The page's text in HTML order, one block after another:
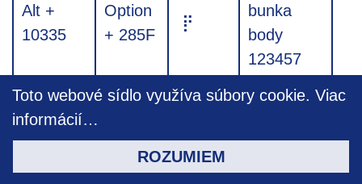
Toto webové sídlo využíva súbory cookie. Viac
informácií…
ROZUMIEM
Alt +
10335
Option
+ 285F
⡟
bunka
body
123457
Alt +
10336
+ 2860
braillovská